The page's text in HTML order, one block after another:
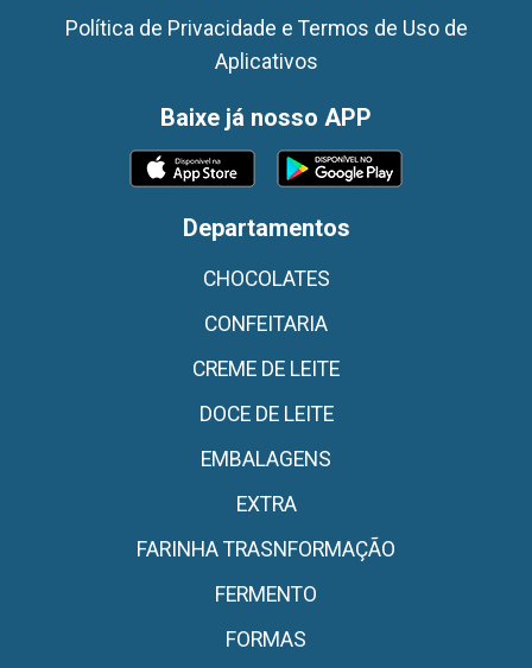
Política de Privacidade e Termos de Uso de
Aplicativos
Baixe já nosso APP
Departamentos
CHOCOLATES
CONFEITARIA
CREME DE LEITE
DOCE DE LEITE
EMBALAGENS
EXTRA
FARINHA TRASNFORMAÇÃO
FERMENTO
FORMAS